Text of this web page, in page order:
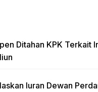
Ditahan KPK Terkait
Iuran Dewan